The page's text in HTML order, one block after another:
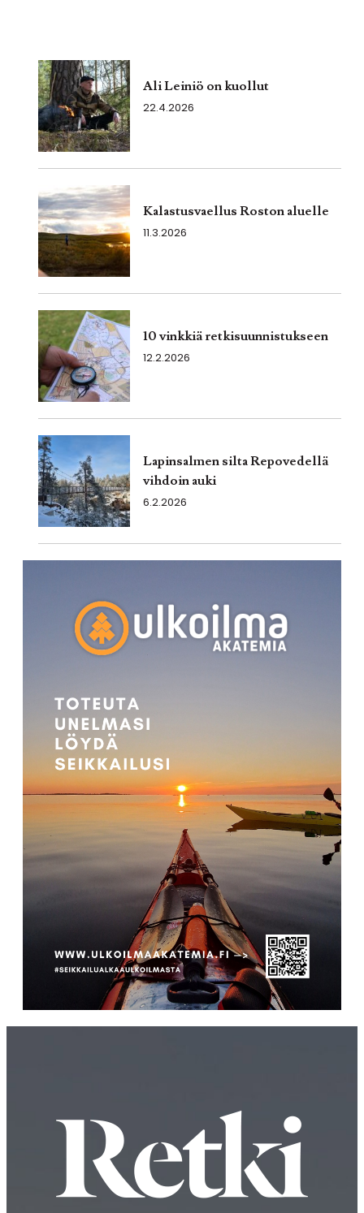
Ali Leiniö on kuollut
22.4.2026
Kalastusvaellus Roston aluelle
11.3.2026
10 vinkkiä retkisuunnistukseen
12.2.2026
Lapinsalmen silta Repovedellä
vihdoin auki
6.2.2026